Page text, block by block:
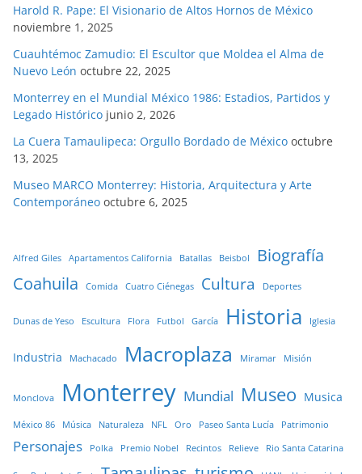
Harold R. Pape: El Visionario de Altos Hornos de México
noviembre 1, 2025
Cuauhtémoc Zamudio: El Escultor que Moldea el Alma de
Nuevo León octubre 22, 2025
Monterrey en el Mundial México 1986: Estadios, Partidos y
Legado Histórico junio 2, 2026
La Cuera Tamaulipeca: Orgullo Bordado de México octubre
13, 2025
Museo MARCO Monterrey: Historia, Arquitectura y Arte
Contemporáneo octubre 6, 2025
Alfred Giles Apartamentos California Batallas Beisbol
Biografía
Coahuila
Comida Cuatro Ciénegas Cultura Deportes
Dunas de Yeso Escultura Flora Futbol García Historia Iglesia
Industria Machacado Macroplaza Miramar Misión
Monclova Monterrey Mundial Museo Musica
México 86 Música Naturaleza NFL Oro Paseo Santa Lucía Patrimonio
Personajes Polka Premio Nobel Recintos Relieve Rio Santa Catarina